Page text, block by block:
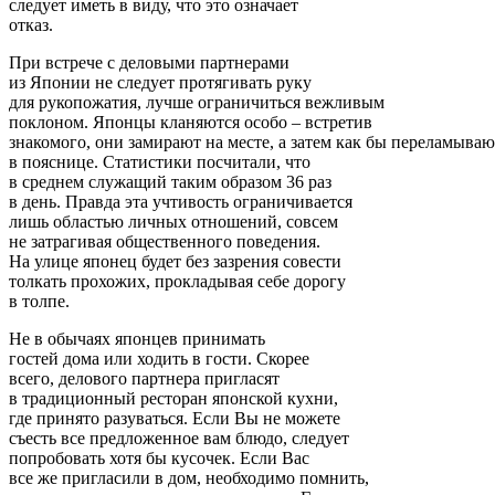
следует иметь в виду, что это означает
отказ.
При встрече с деловыми партнерами
из Японии не следует протягивать руку
для рукопожатия, лучше ограничиться вежливым
поклоном. Японцы кланяются особо – встретив
знакомого, они замирают на месте, а затем как бы
в пояснице. Статистики посчитали, что
в среднем служащий таким образом 36 раз
в день. Правда эта учтивость ограничивается
лишь областью личных отношений, совсем
не затрагивая общественного поведения.
На улице японец будет без зазрения совести
толкать прохожих, прокладывая себе дорогу
в толпе.
Не в обычаях японцев принимать
гостей дома или ходить в гости. Скорее
всего, делового партнера пригласят
в традиционный ресторан японской кухни,
где принято разуваться. Если Вы не можете
съесть все предложенное вам блюдо, следует
попробовать хотя бы кусочек. Если Вас
все же пригласили в дом, необходимо помнить,